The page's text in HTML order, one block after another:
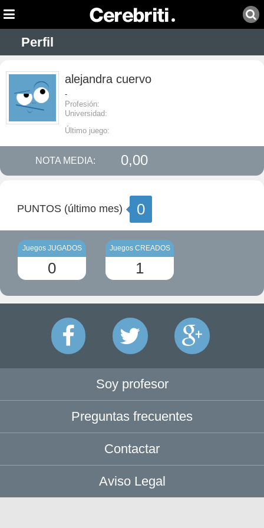
Perfil
alejandra cuervo
-
Profesión:
Universidad:
Último juego:
NOTA MEDIA: 0,00
PUNTOS (último mes) 0
Juegos JUGADOS
0
Juegos CREADOS
1
Soy profesor
Preguntas frecuentes
Contactar
Aviso Legal